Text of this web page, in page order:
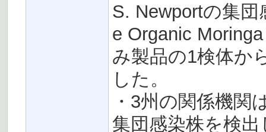
S. Newportの集
e Organic
み製品の1検体か
した。
・3州の関係機関
集団感染株を検出